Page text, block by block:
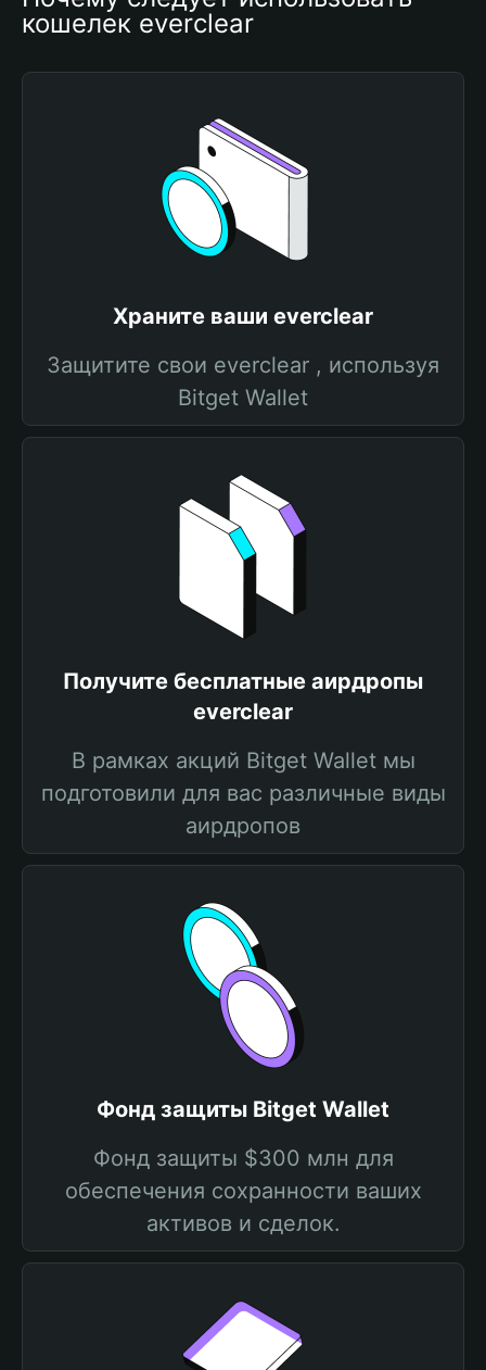
кошелек everclear
Храните ваши everclear
Защитите свои everclear , используя
Bitget Wallet
Получите бесплатные аирдропы
everclear
В рамках акций Bitget Wallet мы
подготовили для вас различные виды
аирдропов
Фонд защиты Bitget Wallet
Фонд защиты $300 млн для
обеспечения сохранности ваших
активов и сделок.